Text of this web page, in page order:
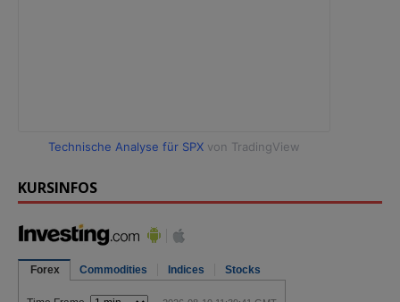
Technische Analyse für SPX von TradingView
KURSINFOS